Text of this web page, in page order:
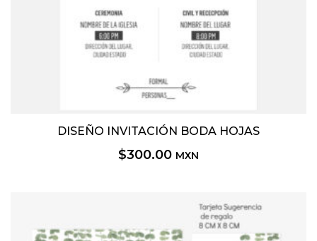
DISEÑO INVITACIÓN BODA HOJAS
$300.00 MXN